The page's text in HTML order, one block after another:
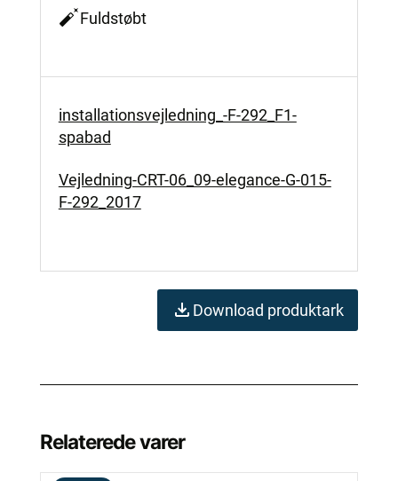
Fuldstøbt
installationsvejledning_-F-292_F1-
spabad
Vejledning-CRT-06_09-elegance-G-015-
F-292_2017
Download produktark
Relaterede varer